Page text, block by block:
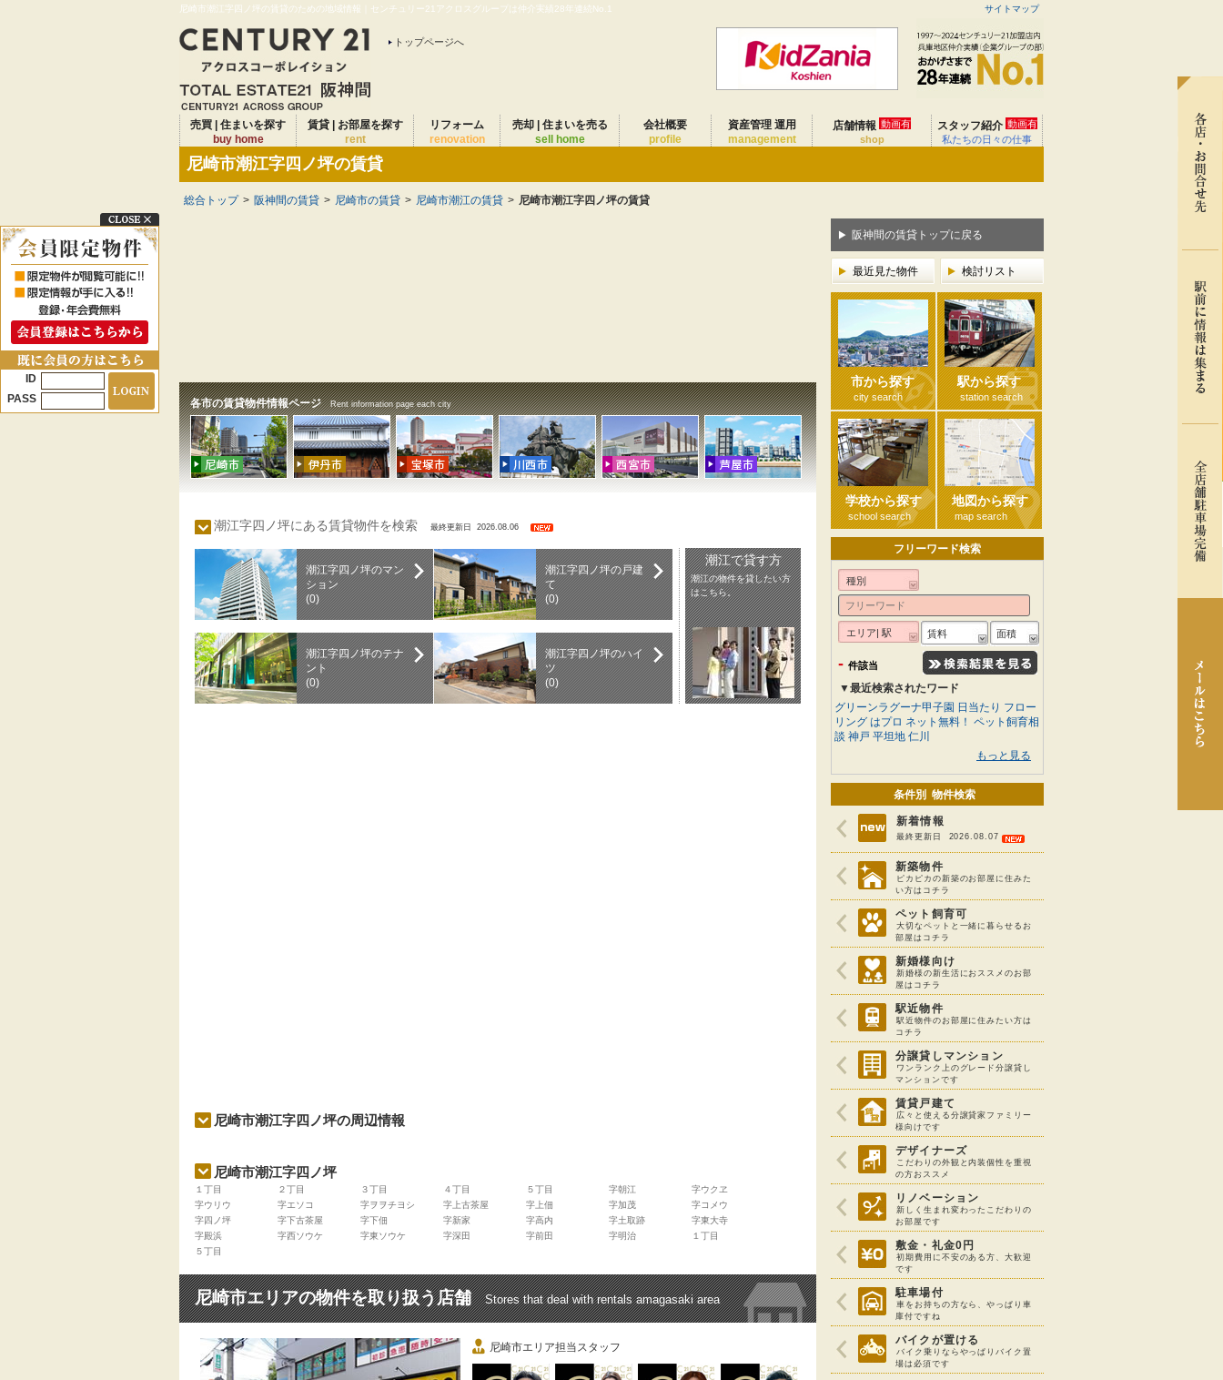
尼崎市潮江字四ノ坪の賃貸のための地域情報｜センチュリー21アクロスグループは仲介実績28年連続No.1 サイトマップ
トップページへ
売買 | 住まいを探す
buy home
賃貸 | お部屋を探す
rent
リフォーム
renovation
売却 | 住まいを売る
sell home
会社概要
profile
資産管理 運用
management
店舗情報 動画有
shop
スタッフ紹介 動画有
私たちの日々の仕事
尼崎市潮江字四ノ坪の賃貸
総合トップ > 阪神間の賃貸 > 尼崎市の賃貸 > 尼崎市潮江の賃貸 > 尼崎市潮江字四ノ坪の賃貸
各市の賃貸物件情報ページ Rent information page each city
潮江字四ノ坪にある賃貸物件を検索 最終更新日 2026.08.06
潮江字四ノ坪のマン
ション
(0)
潮江字四ノ坪の戸建
て
(0)
潮江字四ノ坪のテナ
ント
(0)
潮江字四ノ坪のハイ
ツ
(0)
潮江で貸す方
潮江の物件を貸したい方
はこちら。
尼崎市潮江字四ノ坪の周辺情報
尼崎市潮江字四ノ坪
１丁目 ２丁目 ３丁目 ４丁目 ５丁目 字朝江
字ウクヱ
字ウリウ
字エソコ 字ヲヲチヨシ 字上古茶屋 字上佃 字加茂
字コメウ
字四ノ坪
字下古茶屋 字下佃 字新家 字高内 字土取跡
字東大寺
字殿浜
字西ソウケ 字東ソウケ 字深田 字前田 字明治
１丁目
５丁目
尼崎市エリアの物件を取り扱う店舗 Stores that deal with rentals amagasaki area
尼崎市エリア担当スタッフ
阪神間の賃貸トップに戻る
最近見た物件 検討リスト
市から探す
city search
駅から探す
station search
学校から探す
school search
地図から探す
map search
フリーワード検索
種別
エリア| 駅 賃料 面積
- 件該当
▼最近検索されたワード
グリーンラグーナ甲子園 日当たり フロー
リング はプロ ネット無料！ ペット飼育相
談 神戸 平坦地 仁川
もっと見る
条件別 物件検索
新着情報
最終更新日 2026.08.07
新築物件
ピカピカの新築のお部屋に住みた
い方はコチラ
ペット飼育可
大切なペットと一緒に暮らせるお
部屋はコチラ
新婚様向け
新婚様の新生活におススメのお部
屋はコチラ
駅近物件
駅近物件のお部屋に住みたい方は
コチラ
分譲貸しマンション
ワンランク上のグレード分譲貸し
マンションです
賃貸戸建て
広々と使える分譲貸家ファミリー
様向けです
デザイナーズ
こだわりの外観と内装個性を重視
の方おススメ
リノベーション
新しく生まれ変わったこだわりの
お部屋です
敷金・礼金0円
初期費用に不安のある方、大歓迎
です
駐車場付
車をお持ちの方なら、やっぱり車
庫付ですね
バイクが置ける
バイク乗りならやっぱりバイク置
場は必須です
ID
PASS